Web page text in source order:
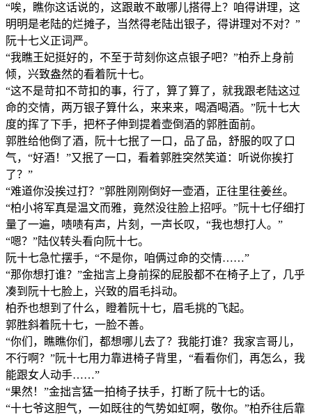
“唉，瞧你这话说的，这跟敢不敢哪儿搭得上？咱得讲理，这
明明是老陆的烂摊子，当然得老陆出银子，得讲理对不对？”
阮十七义正词严。
“我瞧王妃挺好的，不至于苛刻你这点银子吧？”柏乔上身前
倾，兴致盎然的看着阮十七。
“这不是苛扣不苛扣的事，行了，算了算了，就我跟老陆这过
命的交情，两万银子算什么，来来来，喝酒喝酒。”阮十七大
度的挥了下手，把杯子伸到提着壶倒酒的郭胜面前。
郭胜给他倒了酒，阮十七抿了一口，品了品，舒服的叹了口
气，“好酒！”又抿了一口，看着郭胜突然笑道：听说你挨打
了？”
“难道你没挨过打？”郭胜刚刚倒好一壶酒，正往里往姜丝。
“柏小将军真是温文而雅，竟然没往脸上招呼。”阮十七仔细打
量了一遍，啧啧有声，片刻，一声长叹，“我也想打人。”
“嗯？”陆仪转头看向阮十七。
阮十七急忙摆手，“不是你，咱俩过命的交情……”
“那你想打谁？”金拙言上身前探的屁股都不在椅子上了，几乎
凑到阮十七脸上，兴致的眉毛抖动。
柏乔也想到了什么，瞪着阮十七，眉毛挑的飞起。
郭胜斜着阮十七，一脸不善。
“你们，瞧瞧你们，都想哪儿去了？我能打谁？我家言哥儿，
不行啊？”阮十七用力靠进椅子背里，“看看你们，再怎么，我
能跟女人动手……”
“果然！”金拙言猛一拍椅子扶手，打断了阮十七的话。
“十七爷这胆气，一如既往的气势如虹啊，敬你。”柏乔往后靠